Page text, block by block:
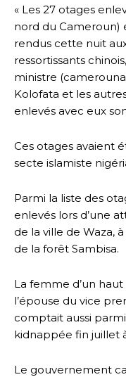
« Les 27 otages
nord du Cameroun)
rendus cette nuit
ressortissants
ministre
Kolofata et les
enlevés avec eux
Ces otages avaient
secte islamiste
Parmi la liste des
enlevés lors d’une
de la ville de Waza,
de la forêt Sambisa.
La femme d’un
l’épouse du vice
comptait aussi
kidnappée fin juillet
Le gouvernement